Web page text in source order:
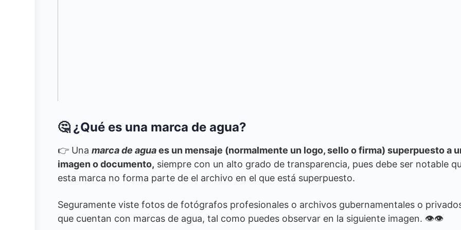
🤔 ¿Qué es una marca de agua?
👉 Una marca de aguaes un mensaje (normalmente un logo, sello o firma) superpuesto a
imagen o documento, siempre con un alto grado de transparencia, pues debe ser notable
esta marca no forma parte de el archivo en el que está superpuesto.
Seguramente viste fotos de fotógrafos profesionales o archivos gubernamentales o
que cuentan con marcas de agua, tal como puedes observar en la siguiente imagen. 👁👁